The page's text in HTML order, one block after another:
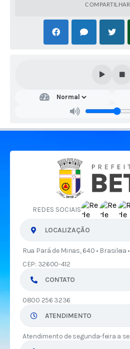
COMPARTILHAR
REDES SOCIAIS
LOCALIZAÇÃO
Rua Pará de Minas, 640 • Brasileia
CEP: 32600-412
CONTATO
0800 256 3236
ATENDIMENTO
Atendimento de segunda-feira a